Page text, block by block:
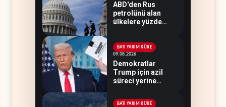
ABD'den Rus
petrolünü alan
ülkelere yüzde
BATI YARIM KÜRE
09.08.2026
Demokratlar
Trump için azil
süreci yerine
hazırlıyor
BATI YARIM KÜRE